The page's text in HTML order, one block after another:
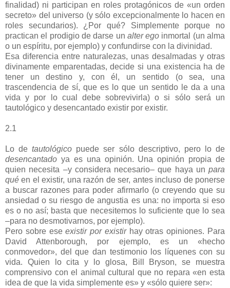
finalidad) ni participan en roles protagónicos de «un orden
secreto» del universo (y sólo excepcionalmente lo hacen en
roles secundarios). ¿Por qué? Simplemente porque no
practican el prodigio de darse un alter ego inmortal (un alma
o un espíritu, por ejemplo) y confundirse con la divinidad.
Esa diferencia entre naturalezas, unas desalmadas y otras
divinamente emparentadas, decide si una existencia ha de
tener un destino y, con él, un sentido (o sea, una
trascendencia de sí, que es lo que un sentido le da a una
vida y por lo cual debe sobrevivirla) o si sólo será un
tautológico y desencantado existir por existir.
2.1
Lo detautológico puede ser sólo descriptivo, pero lo de
desencantado ya es una opinión. Una opinión propia de
quien necesita –y considera necesario– que haya un para
qué en el existir, una razón de ser, antes incluso de ponerse
a buscar razones para poder afirmarlo (o creyendo que su
ansiedad o su riesgo de angustia es una: no importa si eso
es o no así; basta que necesitemos lo suficiente que lo sea
–para no desmotivarnos, por ejemplo).
Pero sobre eseexistir por existirhay otras opiniones. Para
David Attenborough, por ejemplo, es un «hecho
conmovedor», del que dan testimonio los líquenes con su
vida. Quien lo cita y lo glosa, Bill Bryson, se muestra
comprensivo con el animal cultural que no repara «en esta
idea de que la vida simplemente es» y «sólo quiere ser»: